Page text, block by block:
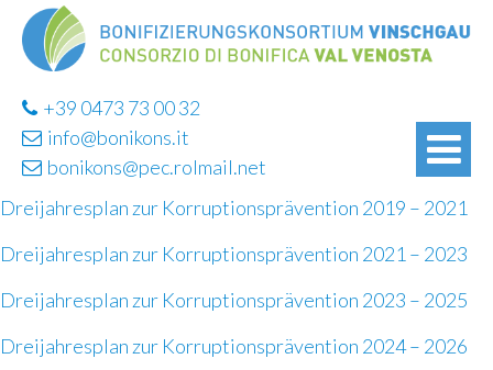
+39 0473 73 00 32
info@bonikons.it
bonikons@pec.rolmail.net
Dreijahresplan zur Korruptionsprävention 2019 – 2021
Dreijahresplan zur Korruptionsprävention 2021 – 2023
Dreijahresplan zur Korruptionsprävention 2023 – 2025
Dreijahresplan zur Korruptionsprävention 2024 – 2026